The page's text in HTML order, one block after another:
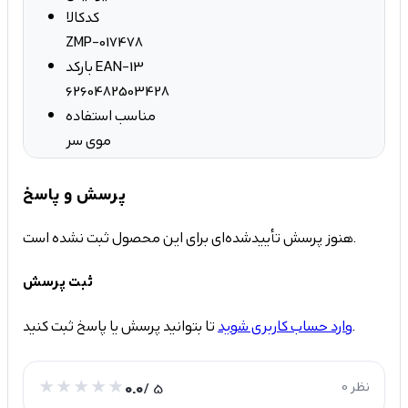
کدکالا
ZMP-017478
بارکد EAN-13
6260482503428
مناسب استفاده
موی سر
پرسش و پاسخ
هنوز پرسش تأییدشده‌ای برای این محصول ثبت نشده است.
ثبت پرسش
وارد حساب کاربری شویدتا بتوانید پرسش یا پاسخ ثبت کنید.
0.0/ 5 0 نظر